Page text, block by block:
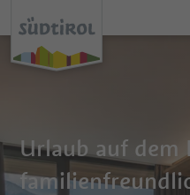
Urlaub auf dem